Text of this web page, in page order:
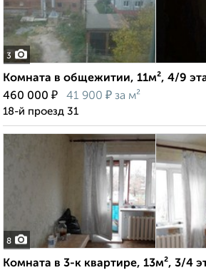
3
Комната в общежитии, 11м², 4/9
460 000 ₽ 41 900 ₽ за м²
18-й проезд 31
8
Комната в 3-к квартире, 13м², 3/4